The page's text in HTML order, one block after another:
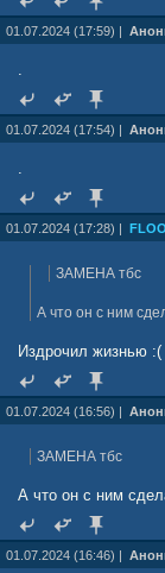
01.07.2024 (17:59) |
.
01.07.2024 (17:54) |
.
01.07.2024 (17:28) |
ЗАМЕНА тбс
А что он с ним
Издрочил жизнью :(
01.07.2024 (16:56) |
ЗАМЕНА тбс
А что он с ним
01.07.2024 (16:46) |